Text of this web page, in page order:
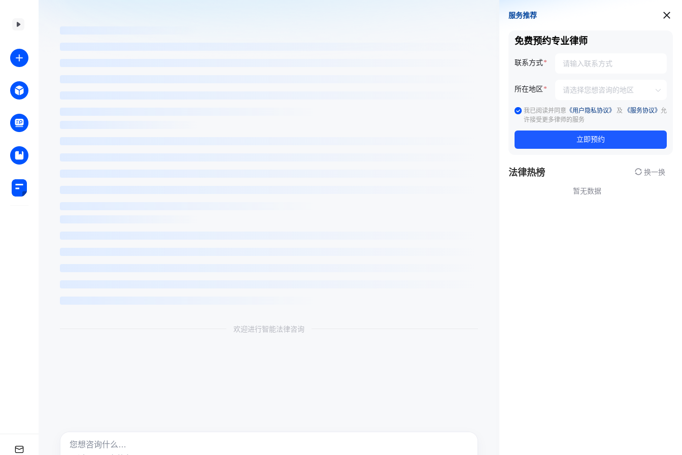
欢迎进行智能法律咨询
服务推荐
服务推荐
免费预约专业律师
联系方式
所在地区
我已阅读并同意 《用户隐私协议》 及 《服务协议》 允
许接受更多律师的服务
立即预约
法律热榜 换一换
暂无数据